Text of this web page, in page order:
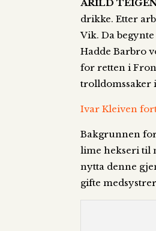
ARILD
drikke. Etter
Vik. Da
Hadde Barbro
for retten i
trolldomssaker
Ivar Kleiven
Bakgrunnen
lime hekseri til
nytta denne
gifte